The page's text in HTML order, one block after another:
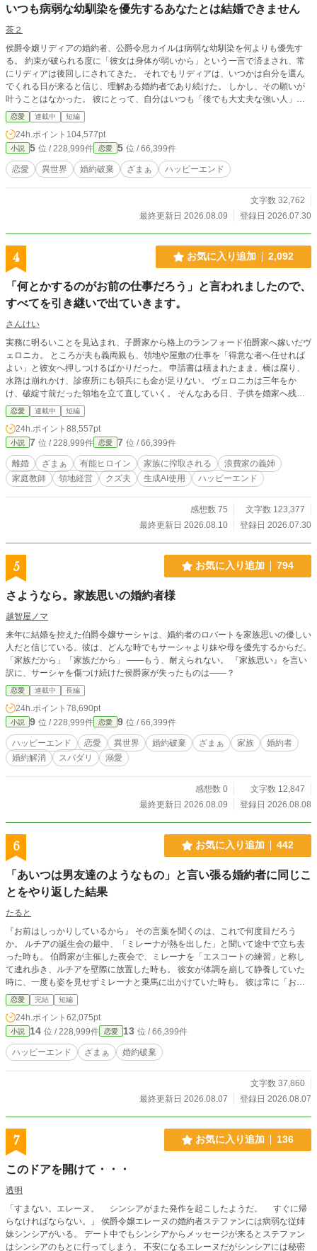
いつも病弱な幼馴染を優先するあなたとは結婚できません
茶２
侯爵令嬢リディアの婚約者、公爵令息カイルは病弱な幼馴染を何よりも優先す
る。 約束が破られる度に「彼女は身体が弱いから」という一言で済まされ、常
にリディアは後回しにされてきた。 それでもリディアは、いつかは自分を選ん
でくれる日が来ると信じ、理解ある婚約者であり続けた。 しかし、その願いが
叶うことはなかった。 彼にとって、自分はいつも「後でも大丈夫な強い人」。
ついにリディアは、この婚約を終わらせることを決心する。 今さら手を伸ばし
ても、それが届くことはもうない。
恋愛 連載中 短編
24h.ポイント 104,577pt
小説 5 位 / 228,999件 恋愛 5 位 / 66,399件
恋愛 異世界 婚約破棄 ざまぁ ハッピーエンド
文字数 32,762
最終更新日 2026.08.09
登録日 2026.07.30
4 お気に入り追加 2,092
「何とかするのがお前の仕事だろう」と言われましたので、
すべてを引き継いで出ていきます。
さんけい
実務に明るいことを見込まれ、子爵家から格上のランフォード伯爵家へ嫁いだヴ
ェロニカ。 ところが夫も義両親も、領地や屋敷の仕事を「得意な者へ任せれば
よい」と彼女へ押しつけるばかりだった。 申請書は積まれたまま。橋は腐り、
水路は崩れかけ、診療所にも領兵にも金が足りない。 ヴェロニカは三年をか
け、破綻寸前だった領地を立て直していく。 そんなある日、子供を婚家へ残し
た義姉が実家へ戻ってきた。 帽子、宝石、香水、ドレス――傷ついた義姉の気
晴らしだからと、家族は高額な請求書を次々と領地の金から支払わせる。 つい
に水路の修繕費まで足りなくなり、ヴェロニカが夫へ相談すると、返ってきたの
は冷たい一言だった。 「そうならないようにするのが、お前の仕事だろう」 そ
の夜、ヴェロニカは伯爵家を出ると決める。 ただし、自分一人だけ逃げるつも
りはない。 領民が困らないよう仕事を引き継ぎ、使用人たちの次の職を探し、
侯爵家と公証人へ記録を渡す。自分と側仕えの働き口も決め、家族には何も悟ら
目を覚ました時には、ヴェロニカも、屋敷を支えていた者たちも、すでにいなか
った。 残されたのは、誰にでも分かるよう整えられた仕事と、これまで何もし
う彼女は戻らない。 ※初日以外は6時・17時の2回投稿です。 独自の世界観な
のでご了承ください。
恋愛 連載中 短編
24h.ポイント 88,557pt
小説 7 位 / 228,999件 恋愛 7 位 / 66,399件
離婚 ざまぁ 有能ヒロイン 家族に搾取される
浪費家の義姉
家庭教師
領地経営 クズ夫 生成AI使用 ハッピーエンド
感想数 75
文字数 123,377
最終更新日 2026.08.10
登録日 2026.07.30
5 お気に入り追加 794
さようなら。家族思いの婚約者様
越智屋ノマ
来年に結婚を控えた伯爵令嬢サーシャは、婚約者のロバートを家族思いの優しい
人だと信じている。彼は、どんな時でもサーシャより妹や母を優先するからだ。
「家族だから」「家族だから」 ――もう、耐えられない。 『家族思い』を言い
訳に、サーシャを傷つけ続けた侯爵家が失ったものは――？
恋愛 連載中 長編
24h.ポイント 78,690pt
小説 9 位 / 228,999件 恋愛 9 位 / 66,399件
ハッピーエンド 恋愛 異世界 婚約破棄 ざまぁ 家族
婚約者
婚約解消
スパダリ 溺愛
感想数 0
文字数 12,847
最終更新日 2026.08.09
登録日 2026.08.08
6 お気に入り追加 442
「あいつは男友達のようなもの」と言い張る婚約者に同じこ
とをやり返した結果
たると
『お前はしっかりしているから』 その言葉を聞くのは、これで何度目だろう
か。 ルチアの誕生会の最中、「ミレーナが熱を出した」と聞いて途中で立ち去
った時も。 伯爵家が主催した夜会で、ミレーナを「エスコートの練習」と称し
て連れ歩き、ルチアを壁際に放置した時も。 彼女が体調を崩して静養していた
時に、一度も姿を見せずミレーナと乗馬に出かけていた時も。 彼は常に「お前
はしっかりしているから」「あいつは手がかかる男友達だから」という言葉で、
ルチアの我慢と配慮を当然の権利として踏みにじってきたのだ。 ――でも、も
う結構。 こんな婚約者は要りません。
恋愛 完結 短編
24h.ポイント 62,075pt
小説 14 位 / 228,999件 恋愛 13 位 / 66,399件
ハッピーエンド ざまぁ 婚約破棄
文字数 37,860
最終更新日 2026.08.07
登録日 2026.08.07
7 お気に入り追加 136
このドアを開けて・・・
透明
「すまない。エレーヌ。 シンシアがまた発作を起こしたようだ。 すぐに帰
らなければならない。」 侯爵令嬢エレーヌの婚約者ステファンには病弱な従姉
妹シンシアがいる。 デート中でもシンシアからメッセージが来るとステファン
はシンシアのもとに行ってしまう。 不安になるエレーヌだがシンシアには秘密